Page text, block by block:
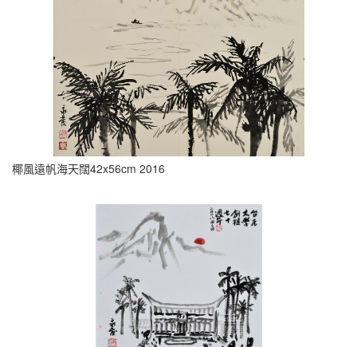
椰風遠帆海天闊42x56cm 2016